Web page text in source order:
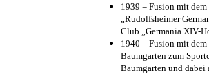
1939 = Fusion mit
„Rudolfsheimer
Club „Germania XIV-
1940 = Fusion mit
Baumgarten zum
Baumgarten und dabei